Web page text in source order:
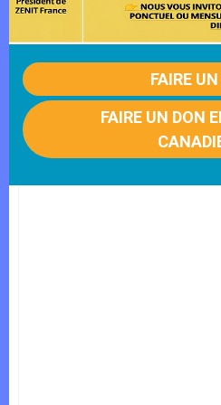
FAIRE
FAIRE UN DON